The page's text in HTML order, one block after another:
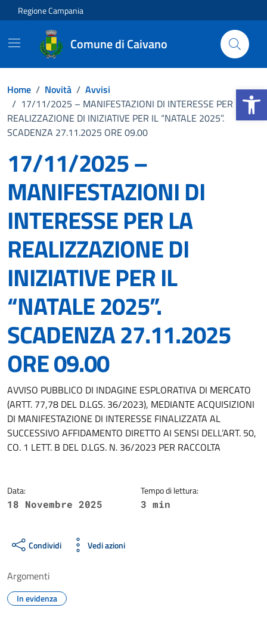
Apri la
Vai ai contenuti
Vai al footer
Regione Campania
Comune di Caivano
Home / Novità / Avvisi
/ 17/11/2025 – MANIFESTAZIONI DI INTERESSE PER LA
REALIZZAZIONE DI INIZIATIVE PER IL “NATALE 2025”.
SCADENZA 27.11.2025 ORE 09.00
17/11/2025 –
MANIFESTAZIONI DI
INTERESSE PER LA
REALIZZAZIONE DI
INIZIATIVE PER IL
“NATALE 2025”.
SCADENZA 27.11.2025
ORE 09.00
Dettagli della notizia
AVVISO PUBBLICO DI INDAGINE ESPLORATIVA DI MERCATO
(ARTT. 77,78 DEL D.LGS. 36/2023), MEDIANTE ACQUISIZIONI
DI MANIFESTAZIONE DI INTERESSE FINALIZZATA AL
SUCCESSIVO AFFIDAMENTO DIRETTO AI SENSI DELL’ART. 50,
CO. 1 LETT. B DEL D.LGS. N. 36/2023 PER RACCOLTA
Data:
18 Novembre 2025
Tempo di lettura:
3 min
Condividi Vedi azioni
Argomenti
In evidenza